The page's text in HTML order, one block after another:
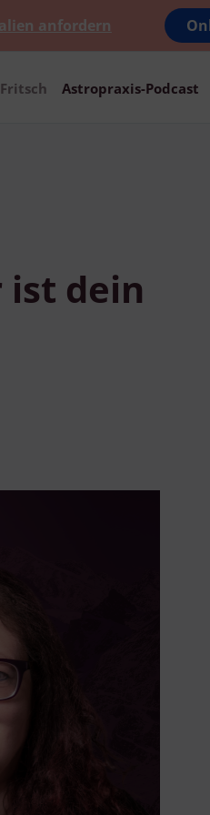
anfordern
Astropraxis-Podcast
ist dein